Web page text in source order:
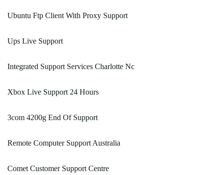
Ubuntu Ftp Client With Proxy Support
Ups Live Support
Integrated Support Services Charlotte Nc
Xbox Live Support 24 Hours
3com 4200g End Of Support
Remote Computer Support Australia
Comet Customer Support Centre